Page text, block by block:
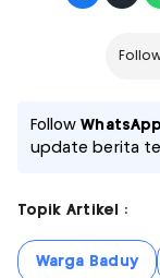
Follow
update berita
Topik Artikel :
Warga Baduy